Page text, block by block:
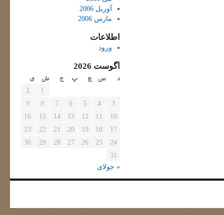
آوریل 2006
مارس 2006
اطلاعات
ورود
آگوست 2026
د س چ پ ج ش ی
1
2
3
4
5
6
7
8
9
10
11
12
13
14
15
16
17
18
19
20
21
22
23
24
25
26
27
28
29
30
31
« جولای